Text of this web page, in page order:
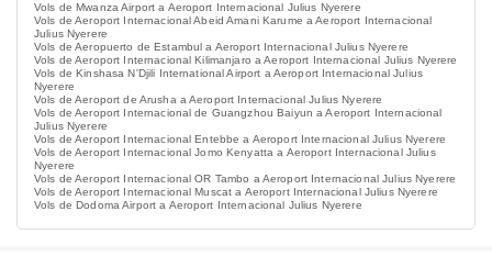
Vols de Mwanza Airport a Aeroport Internacional Julius Nyerere
Vols de Aeroport Internacional Abeid Amani Karume a Aeroport Internacional
Julius Nyerere
Vols de Aeropuerto de Estambul a Aeroport Internacional Julius Nyerere
Vols de Aeroport Internacional Kilimanjaro a Aeroport Internacional Julius Nyerere
Vols de Kinshasa N'Djili International Airport a Aeroport Internacional Julius
Nyerere
Vols de Aeroport de Arusha a Aeroport Internacional Julius Nyerere
Vols de Aeroport Internacional de Guangzhou Baiyun a Aeroport Internacional
Julius Nyerere
Vols de Aeroport Internacional Entebbe a Aeroport Internacional Julius Nyerere
Vols de Aeroport Internacional Jomo Kenyatta a Aeroport Internacional Julius
Nyerere
Vols de Aeroport Internacional OR Tambo a Aeroport Internacional Julius Nyerere
Vols de Aeroport Internacional Muscat a Aeroport Internacional Julius Nyerere
Vols de Dodoma Airport a Aeroport Internacional Julius Nyerere